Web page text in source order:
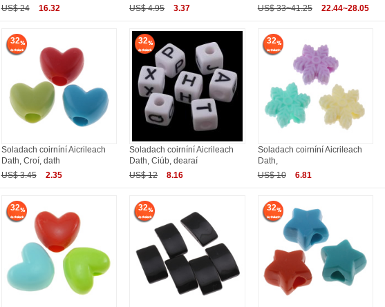
US$ 24
16.32
US$ 4.95
3.37
US$ 33~41.25
22.44~28.05
32
Soladach coirníní Aicrileach
Dath, Croí, dath
US$ 3.45
2.35
32
Soladach coirníní Aicrileach
Dath, Ciúb, dearaí
US$ 12
8.16
32
Soladach coirníní Aicrileach
Dath,
US$ 10
6.81
32 32 32